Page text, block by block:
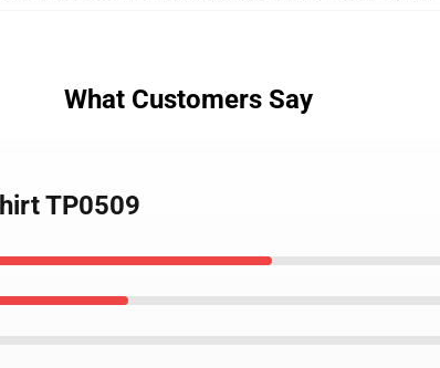
What Customers Say
TP0509